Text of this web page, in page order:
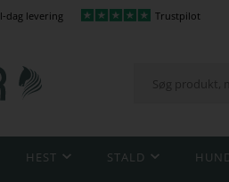
dag levering Trustpilot
HEST STALD